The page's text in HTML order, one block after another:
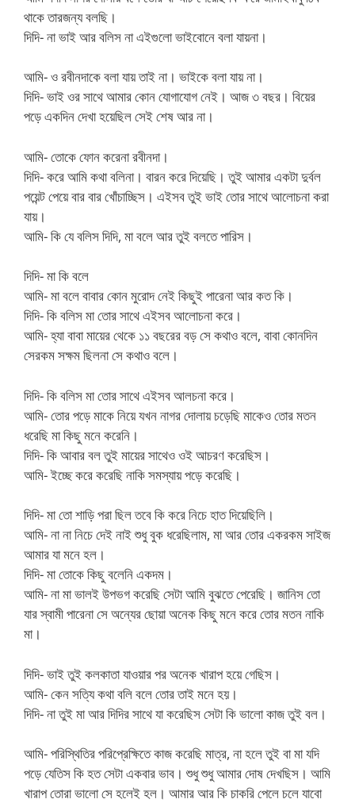
থাকে তারজন্য বলছি।
দিদি- না ভাই আর বলিস না এইগুলো ভাইবোনে বলা যায়না।
আমি- ও রবীনদাকে বলা যায় তাই না। ভাইকে বলা যায় না।
দিদি- ভাই ওর সাথে আমার কোন যোগাযোগ নেই। আজ ৩ বছর। বিয়ের
পড়ে একদিন দেখা হয়েছিল সেই শেষ আর না।
আমি- তোকে ফোন করেনা রবীনদা।
দিদি- করে আমি কথা বলিনা। বারন করে দিয়েছি। তুই আমার একটা দুর্বল
পয়েন্ট পেয়ে বার বার খোঁচাচ্ছিস। এইসব তুই ভাই তোর সাথে আলোচনা করা
যায়।
আমি- কি যে বলিস দিদি, মা বলে আর তুই বলতে পারিস।
দিদি- মা কি বলে
আমি- মা বলে বাবার কোন মুরোদ নেই কিছুই পারেনা আর কত কি।
দিদি- কি বলিস মা তোর সাথে এইসব আলোচনা করে।
আমি- হ্যা বাবা মায়ের থেকে ১১ বছরের বড় সে কথাও বলে, বাবা কোনদিন
সেরকম সক্ষম ছিলনা সে কথাও বলে।
দিদি- কি বলিস মা তোর সাথে এইসব আলচনা করে।
আমি- তোর পড়ে মাকে নিয়ে যখন নাগর দোলায় চড়েছি মাকেও তোর মতন
ধরেছি মা কিছু মনে করেনি।
দিদি- কি আবার বল তুই মায়ের সাথেও ওই আচরণ করেছিস।
আমি- ইচ্ছে করে করেছি নাকি সমস্যায় পড়ে করেছি।
দিদি- মা তো শাড়ি পরা ছিল তবে কি করে নিচে হাত দিয়েছিলি।
আমি- না না নিচে দেই নাই শুধু বুক ধরেছিলাম, মা আর তোর একরকম সাইজ
আমার যা মনে হল।
দিদি- মা তোকে কিছু বলেনি একদম।
আমি- না মা ভালই উপভগ করেছি সেটা আমি বুঝতে পেরেছি। জানিস তো
যার স্বামী পারেনা সে অন্যের ছোয়া অনেক কিছু মনে করে তোর মতন নাকি
মা।
দিদি- ভাই তুই কলকাতা যাওয়ার পর অনেক খারাপ হয়ে গেছিস।
আমি- কেন সত্যি কথা বলি বলে তোর তাই মনে হয়।
দিদি- না তুই মা আর দিদির সাথে যা করেছিস সেটা কি ভালো কাজ তুই বল।
আমি- পরিস্থিতির পরিপ্রেক্ষিতে কাজ করেছি মাত্র, না হলে তুই বা মা যদি
পড়ে যেতিস কি হত সেটা একবার ভাব। শুধু শুধু আমার দোষ দেখছিস। আমি
খারাপ তোরা ভালো সে হলেই হল। আমার আর কি চাকরি পেলে চলে যাবো